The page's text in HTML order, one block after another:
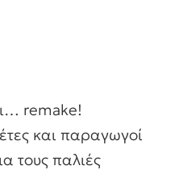
remake!
και παραγωγοί
τους παλιές